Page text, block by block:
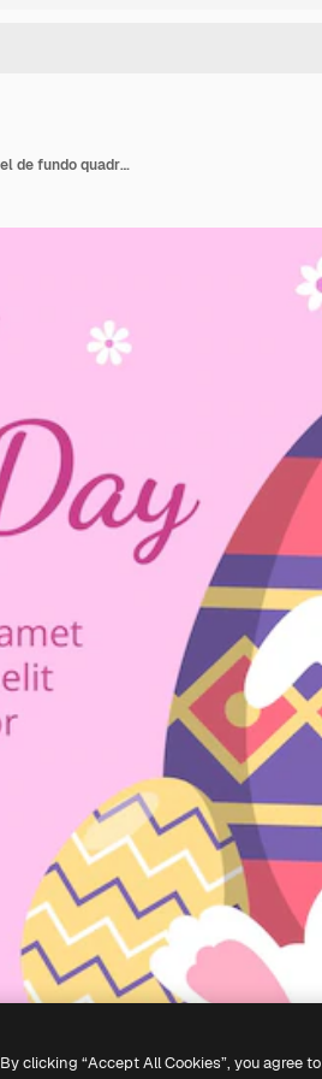
Feliz Dia da Páscoa Folheto Modelo Ilustração plana editável de fundo quadrado para mídias sociais
By clicking “Accept All Cookies”, you agree